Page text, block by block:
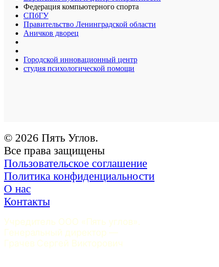
Федерация компьютерного спорта
СПбГУ
Правительство Ленинградской области
Аничков дворец
Городской инновационный центр
студия психологической помощи
© 2026 Пять Углов.
Все права защищены
Пользовательское соглашение
Политика конфиденциальности
О нас
Контакты
Учредитель ООО «Пять углов».
Генеральный директор —
Грачев Сергей Викторович